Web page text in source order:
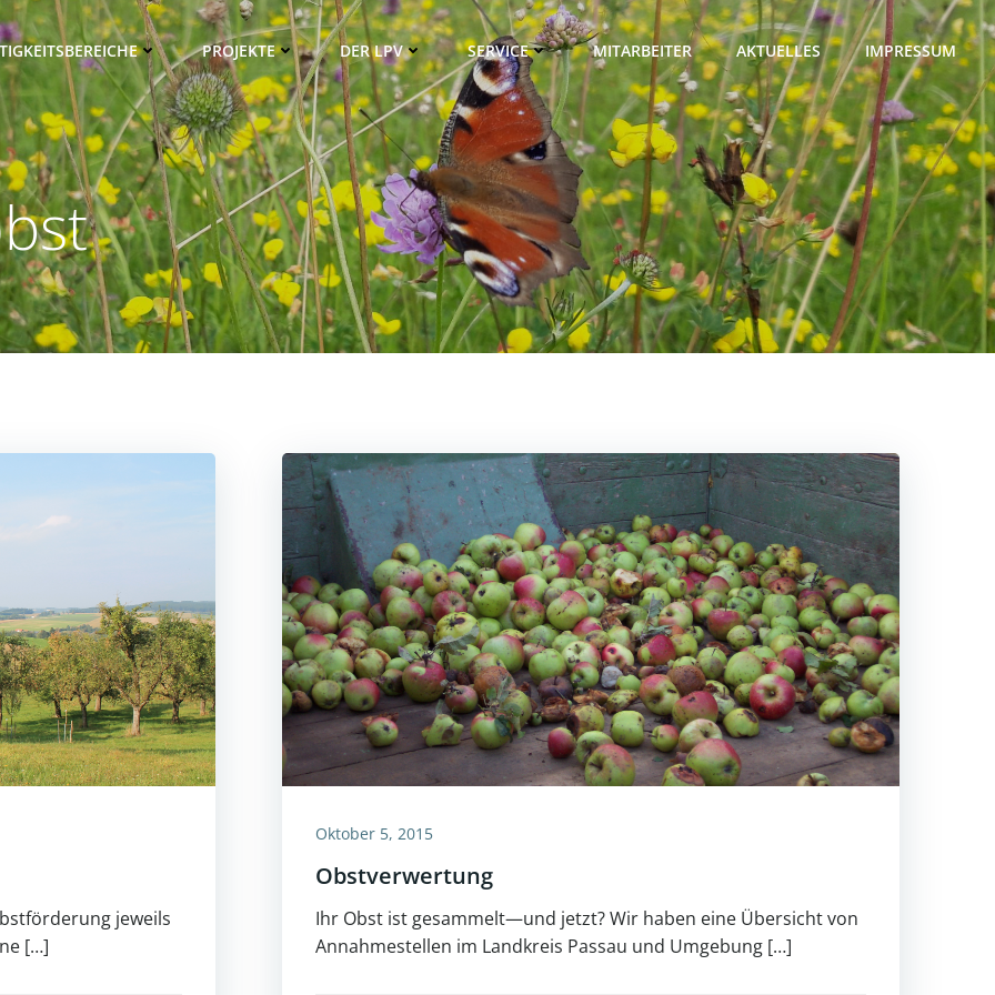
PROJEKTE DER LPV SERVICE MITARBEITER AKTUELLES IMPRESSUM
jeweils
[…]
Oktober 5, 2015
Obstverwertung
Ihr Obst ist gesammelt—und jetzt? Wir haben eine Übersicht von
Annahmestellen im Landkreis Passau und Umgebung […]